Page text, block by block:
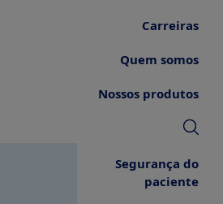
Carreiras
Quem somos
Nossos produtos
Segurança do
paciente